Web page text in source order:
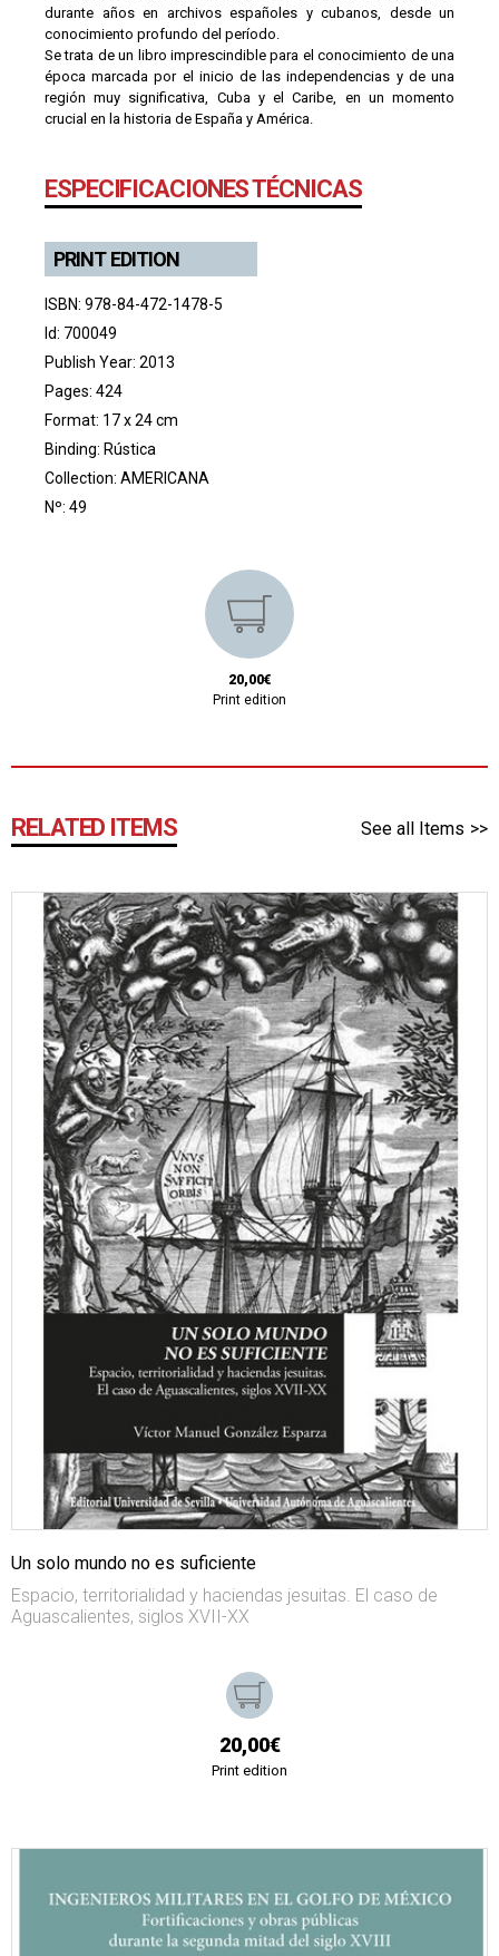
durante años en archivos españoles y cubanos, desde un
conocimiento profundo del período.
Se trata de un libro imprescindible para el conocimiento de una
época marcada por el inicio de las independencias y de una
región muy significativa, Cuba y el Caribe, en un momento
crucial en la historia de España y América.
ESPECIFICACIONES TÉCNICAS
PRINT EDITION
ISBN: 978-84-472-1478-5
Id: 700049
Publish Year: 2013
Pages: 424
Format: 17 x 24 cm
Binding: Rústica
Collection: AMERICANA
Nº: 49
20,00€
Print edition
RELATED ITEMS See all Items
Un solo mundo no es suficiente
Espacio, territorialidad y haciendas jesuitas. El caso de
Aguascalientes, siglos XVII-XX
20,00€
Print edition